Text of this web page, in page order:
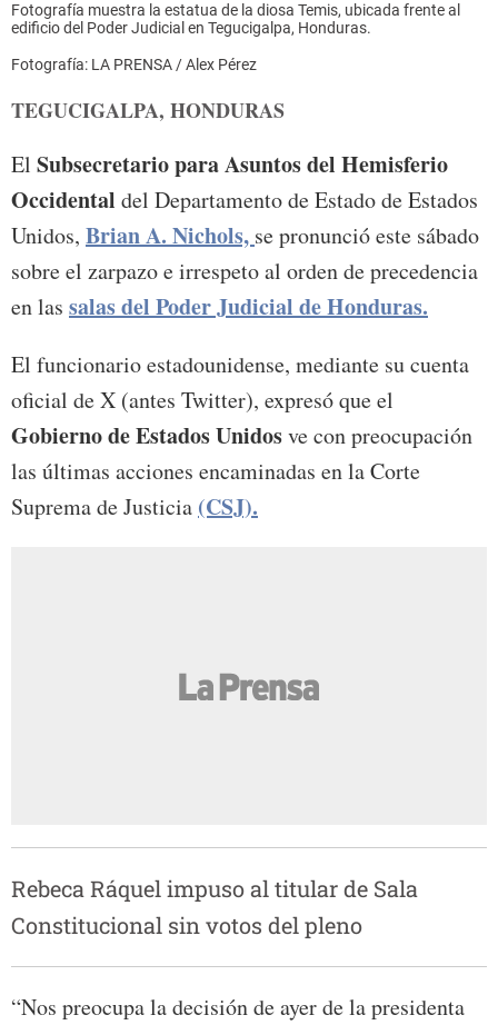
Fotografía muestra la estatua de la diosa Temis, ubicada frente al
edificio del Poder Judicial en Tegucigalpa, Honduras.
Fotografía: LA PRENSA / Alex Pérez
TEGUCIGALPA, HONDURAS
El Subsecretario para Asuntos del Hemisferio
Occidental del Departamento de Estado de Estados
Unidos, Brian A. Nichols, se pronunció este sábado
sobre el zarpazo e irrespeto al orden de precedencia
en las salas del Poder Judicial de Honduras.
El funcionario estadounidense, mediante su cuenta
oficial de X (antes Twitter), expresó que el
Gobierno de Estados Unidosve con preocupación
las últimas acciones encaminadas en la Corte
Suprema de Justicia (CSJ).
Rebeca Ráquel impuso al titular de Sala
Constitucional sin votos del pleno
“Nos preocupa la decisión de ayer de la presidenta